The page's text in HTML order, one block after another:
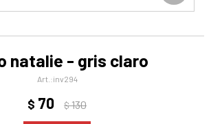
natalie - gris claro
inv294
$ 70 $130